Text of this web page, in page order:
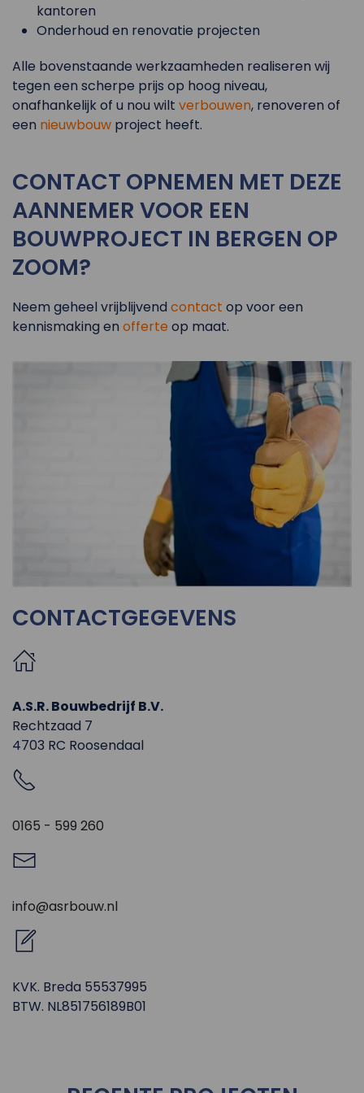
kantoren
Onderhoud en renovatie projecten
Alle bovenstaande werkzaamheden realiseren wij
tegen een scherpe prijs op hoog niveau,
onafhankelijk of u nou wilt verbouwen, renoveren of
een nieuwbouw project heeft.
CONTACT OPNEMEN MET DEZE
AANNEMER VOOR EEN
BOUWPROJECT IN BERGEN OP
ZOOM?
Neem geheel vrijblijvend contact op voor een
kennismaking en offerte op maat.
CONTACTGEGEVENS
A.S.R. Bouwbedrijf B.V.
Rechtzaad 7
4703 RC Roosendaal
0165 - 599 260
info@asrbouw.nl
KVK. Breda 55537995
BTW. NL851756189B01